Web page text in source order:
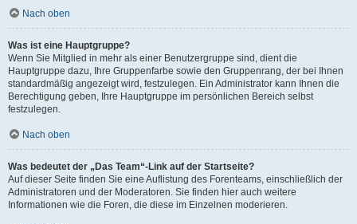
Nach oben
Was ist eine Hauptgruppe?
Wenn Sie Mitglied in mehr als einer Benutzergruppe sind, dient die
Hauptgruppe dazu, Ihre Gruppenfarbe sowie den Gruppenrang, der bei Ihnen
standardmäßig angezeigt wird, festzulegen. Ein Administrator kann Ihnen die
Berechtigung geben, Ihre Hauptgruppe im persönlichen Bereich selbst
festzulegen.
Nach oben
Was bedeutet der „Das Team“-Link auf der Startseite?
Auf dieser Seite finden Sie eine Auflistung des Forenteams, einschließlich der
Administratoren und der Moderatoren. Sie finden hier auch weitere
Informationen wie die Foren, die diese im Einzelnen moderieren.